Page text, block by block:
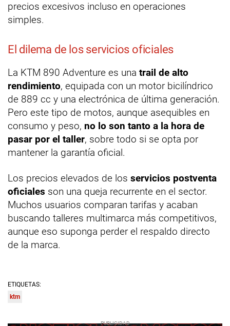
precios excesivos incluso en operaciones
simples.
El dilema de los servicios oficiales
La KTM 890 Adventure es una trail de alto
rendimiento, equipada con un motor bicilíndrico
de 889 cc y una electrónica de última generación.
Pero este tipo de motos, aunque asequibles en
consumo y peso, no lo son tanto a la hora de
pasar por el taller, sobre todo si se opta por
mantener la garantía oficial.
Los precios elevados de los servicios postventa
oficiales son una queja recurrente en el sector.
Muchos usuarios comparan tarifas y acaban
buscando talleres multimarca más competitivos,
aunque eso suponga perder el respaldo directo
de la marca.
ETIQUETAS:
ktm